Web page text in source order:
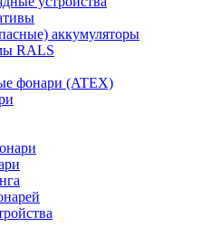
аккумуляторы
RALS
фонари (ATEX)